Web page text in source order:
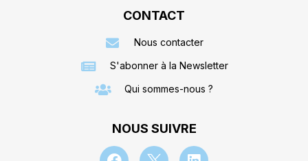
CONTACT
Nous contacter
S'abonner à la Newsletter
Qui sommes-nous ?
NOUS SUIVRE